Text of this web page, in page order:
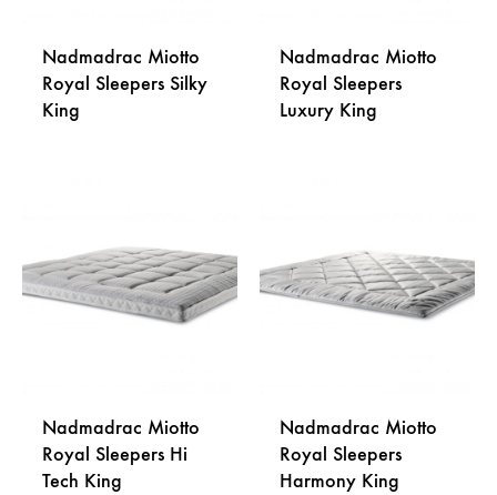
Nadmadrac Miotto
Royal Sleepers Silky
King
LISTU
ŽELJA
Nadmadrac Miotto
Royal Sleepers
Luxury King
ŽELJA
Nadmadrac Miotto
Royal Sleepers Hi
Tech King
Nadmadrac Miotto
Royal Sleepers
Harmony King